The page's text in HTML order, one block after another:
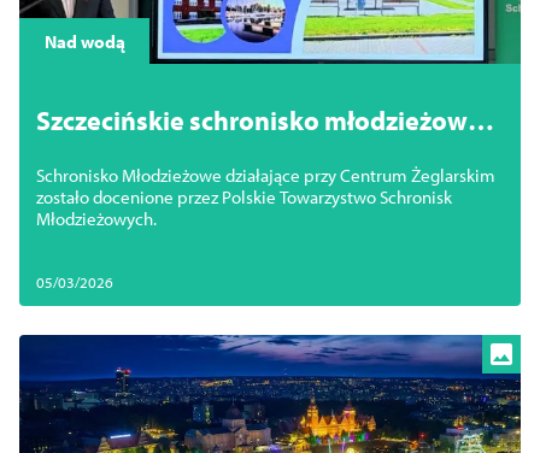
Nad wodą
Szczecińskie schronisko młodzieżowe z
Schronisko Młodzieżowe działające przy Centrum Żeglarskim
zostało docenione przez Polskie Towarzystwo Schronisk
Młodzieżowych.
05/03/2026